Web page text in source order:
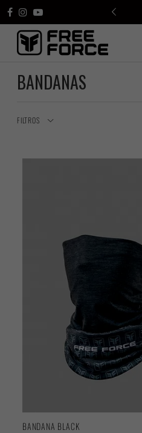
BANDANAS
FILTROS
BANDANA BLACK